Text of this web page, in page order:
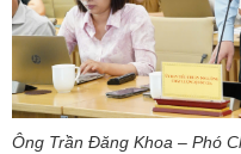
Ông Trần Đăng Khoa – Phó